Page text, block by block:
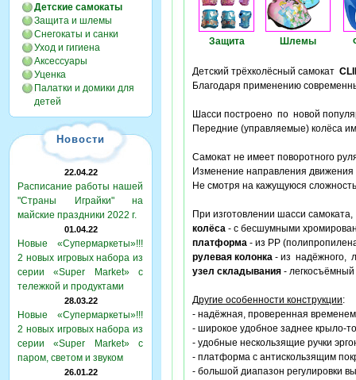
Детские самокаты
Защита и шлемы
Снегокаты и санки
Уход и гигиена
Аксессуары
Уценка
Палатки и домики для
детей
Новости
22.04.22
Расписание работы нашей
"Страны Играйки" на
майские праздники 2022 г.
01.04.22
Новые «Супермаркеты»!!!
2 новых игровых набора из
серии «Super Market» с
тележкой и продуктами
28.03.22
Новые «Супермаркеты»!!!
2 новых игровых набора из
серии «Super Market» с
паром, светом и звуком
26.01.22
Защита Шлемы
Детский трёхколёсный самокат
Благодаря применению
Шасси построено по новой
Передние (управляемые) колёса
Самокат не имеет поворотного
Изменение направления
Не смотря на кажущуюся
При изготовлении шасси
колёса - с бесшумными
платформа - из PP
рулевая колонка - из надёжного,
узел складывания -
Другие особенности конструкции:
- надёжная, проверенная
- широкое удобное заднее крыло-
- удобные нескользящие ручки
- платформа с антискользящим
- большой диапазон регулировки